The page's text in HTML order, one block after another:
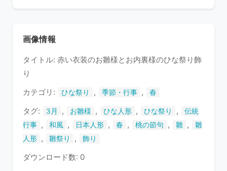
護
い
す
画像情報
タイトル: 赤い衣装のお雛様とお内裏様のひな祭り飾
り
カテゴリ:
ひな祭り , 季節・行事 , 春
タグ: 3月 , お雛様 , ひな人形 , ひな祭り ,
伝統
行事 , 和風 , 日本人形 , 春 , 桃の節句 , 雛 ,
雛
人形 , 雛祭り , 飾り
ダウンロード数: 0